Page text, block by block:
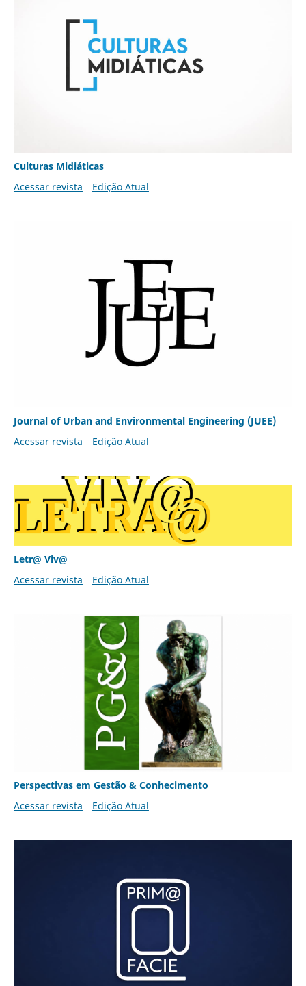
Culturas Midiáticas
Acessar revista
Edição Atual
Journal of Urban and Environmental Engineering (JUEE)
Acessar revista
Edição Atual
Letr@ Viv@
Acessar revista
Edição Atual
Perspectivas em Gestão & Conhecimento
Acessar revista
Edição Atual